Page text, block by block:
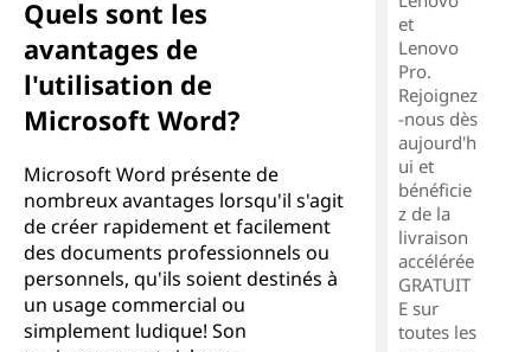
Quels sont les
avantages de
l'utilisation de
Microsoft Word?
Microsoft Word présente de
nombreux avantages lorsqu'il s'agit
de créer rapidement et facilement
des documents professionnels ou
personnels, qu'ils soient destinés à
un usage commercial ou
simplement ludique! Son
et
Lenovo
Pro.
Rejoignez
-nous dès
aujourd'h
ui et
bénéficie
z de la
livraison
accélérée
GRATUIT
E sur
toutes les